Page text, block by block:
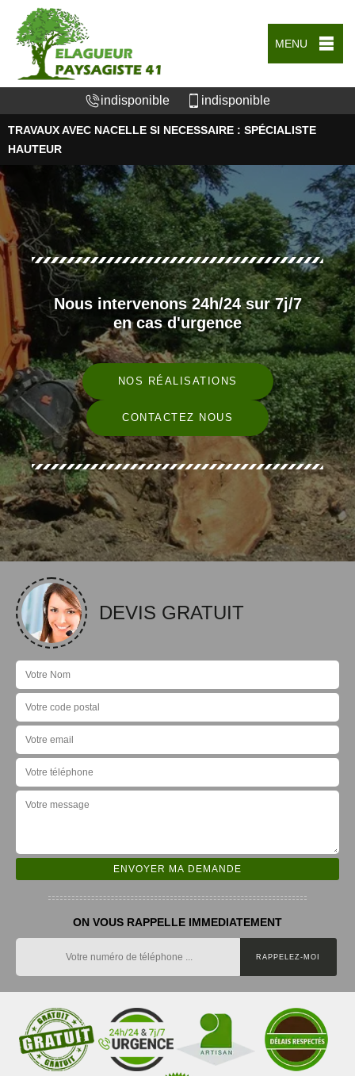
MENU
indisponible indisponible
TRAVAUX AVEC NACELLE SI NECESSAIRE : SPÉCIALISTE
HAUTEUR
Nous intervenons 24h/24 sur 7j/7
en cas d'urgence
NOS RÉALISATIONS
CONTACTEZ NOUS
DEVIS GRATUIT
ON VOUS RAPPELLE IMMEDIATEMENT